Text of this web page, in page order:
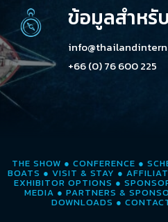
ข้อมูลสำหรั
+66 (0) 76 600 225
THE SHOW ● CONFERENCE ●
BOATS ● VISIT & STAY ●
EXHIBITOR OPTIONS ●
MEDIA ● PARTNERS &
DOWNLOADS ●